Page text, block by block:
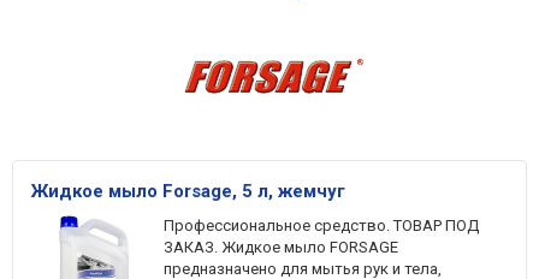
Жидкое мыло Forsage, 5 л, жемчуг
Профессиональное средство. ТОВАР ПОД
ЗАКАЗ. Жидкое мыло FORSAGE
предназначено для мытья рук и тела,